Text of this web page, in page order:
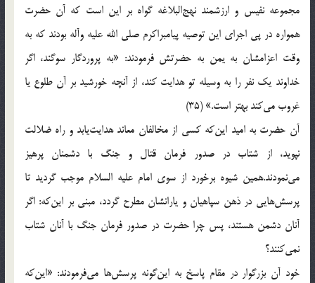
مجموعه نفیس و ارزشمند نهج‌البلاغه گواه بر این است كه آن حضرت
همواره در پی اجرای این توصیه پیامبراكرم صلی الله علیه وآله بودند كه به
وقت اعزامشان به یمن به حضرتش فرمودند: «به پروردگار سوگند، اگر
خداوند یك نفر را به وسیله تو هدایت كند، از آنچه خورشید بر آن طلوع یا
غروب می‌كند بهتر است.» (35)
آن حضرت به امید این‌كه كسی از مخالفان معاند هدایت‌یابد و راه ضلالت
نپوید، از شتاب در صدور فرمان قتال و جنگ با دشمنان پرهیز
می‌نمودند.همین شیوه برخورد از سوی امام علیه السلام موجب گردید تا
پرسش‌هایی در ذهن سپاهیان و یارانشان مطرح گردد، مبنی بر این‌كه: اگر
آنان دشمن هستند، پس چرا حضرت در صدور فرمان جنگ با آنان شتاب
نمی‌كنند؟
خود آن بزرگوار در مقام پاسخ به این‌گونه پرسش‌ها می‌فرمودند: «این‌كه